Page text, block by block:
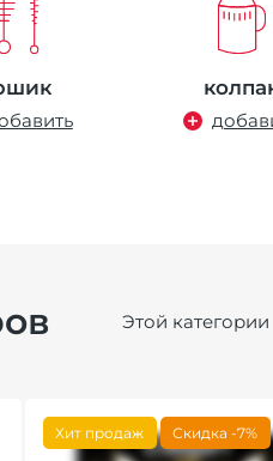
Этой категории
Хит продаж Скидка -7%